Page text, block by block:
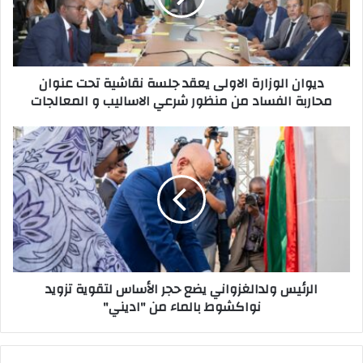
ديوان الوزارة الاولى يعقد جلسة نقاشية تحت عنوان
محاربة الفساد من منظور شرعي الاساليب و المعالجات
الرئيس ولدالغزواني يضع حجر الأساس لتقوية تزويد
نواكشوط بالماء من "اديني"